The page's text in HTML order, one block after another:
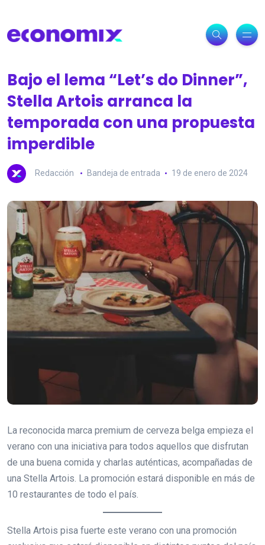
Bajo el lema “Let’s do Dinner”,
Stella Artois arranca la
temporada con una propuesta
imperdible
Redacción Bandeja de entrada 19 de enero de 2024
La reconocida marca premium de cerveza belga empieza el
verano con una iniciativa para todos aquellos que disfrutan
de una buena comida y charlas auténticas, acompañadas de
una Stella Artois. La promoción estará disponible en más de
10 restaurantes de todo el país.
Stella Artois pisa fuerte este verano con una promoción